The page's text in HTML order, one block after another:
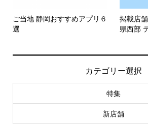
ご当地 静岡おすすめアプリ６
選
掲載店
県西部
カテゴリー選択
特集
新店舗